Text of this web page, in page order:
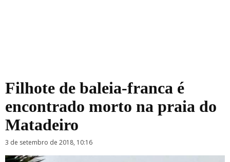
Filhote de baleia-franca é
encontrado morto na praia do
Matadeiro
3 de setembro de 2018, 10:16